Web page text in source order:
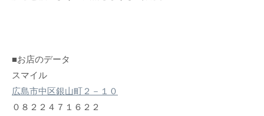
■お店のデータ
スマイル
広島市中区銀山町２－１０
０８２２４７１６２２